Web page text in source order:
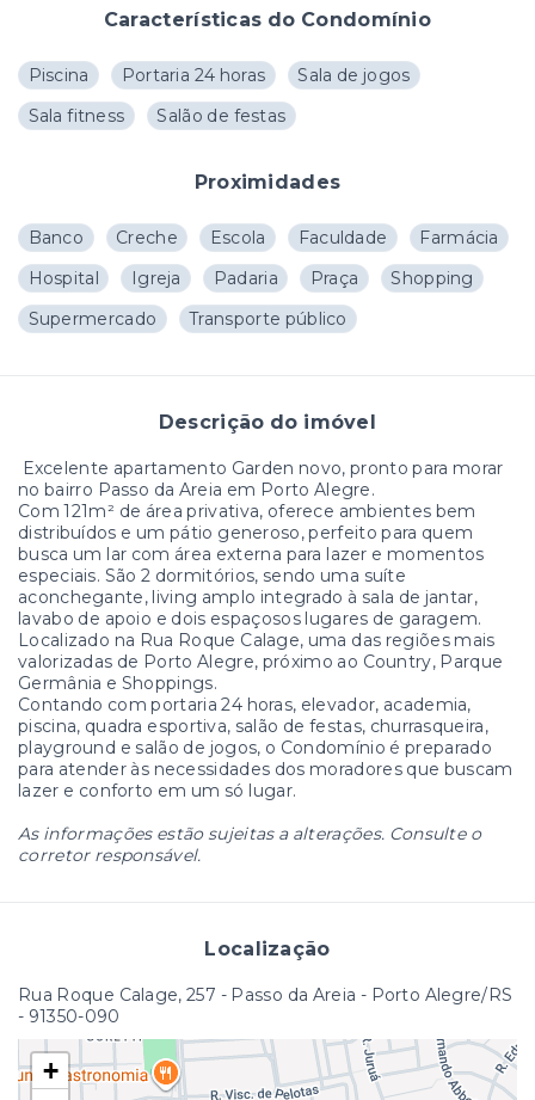
Características do Condomínio
Piscina Portaria 24 horas
Sala de jogos
Sala fitness
Salão de festas
Proximidades
Banco Creche Escola Faculdade
Farmácia
Hospital
Igreja Padaria Praça
Shopping
Supermercado
Transporte público
Descrição do imóvel
Excelente apartamento Garden novo, pronto para morar
no bairro Passo da Areia em Porto Alegre.
Com 121m² de área privativa, oferece ambientes bem
distribuídos e um pátio generoso, perfeito para quem
busca um lar com área externa para lazer e momentos
especiais. São 2 dormitórios, sendo uma suíte
aconchegante, living amplo integrado à sala de jantar,
lavabo de apoio e dois espaçosos lugares de garagem.
Localizado na Rua Roque Calage, uma das regiões mais
valorizadas de Porto Alegre, próximo ao Country, Parque
Germânia e Shoppings.
Contando com portaria 24 horas, elevador, academia,
piscina, quadra esportiva, salão de festas, churrasqueira,
playground e salão de jogos, o Condomínio é preparado
para atender às necessidades dos moradores que buscam
lazer e conforto em um só lugar.
As informações estão sujeitas a alterações. Consulte o
corretor responsável.
Localização
Rua Roque Calage, 257 - Passo da Areia - Porto Alegre/RS
- 91350-090
+